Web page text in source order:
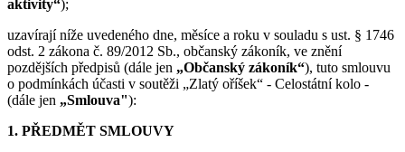
aktivity“);
uzavírají níže uvedeného dne, měsíce a roku v souladu s ust. § 1746
odst. 2 zákona č. 89/2012 Sb., občanský zákoník, ve znění
pozdějších předpisů (dále jen „Občanský zákoník“), tuto smlouvu
o podmínkách účasti v soutěži „Zlatý oříšek“ - Celostátní kolo -
(dále jen „Smlouva"):
1. PŘEDMĚT SMLOUVY